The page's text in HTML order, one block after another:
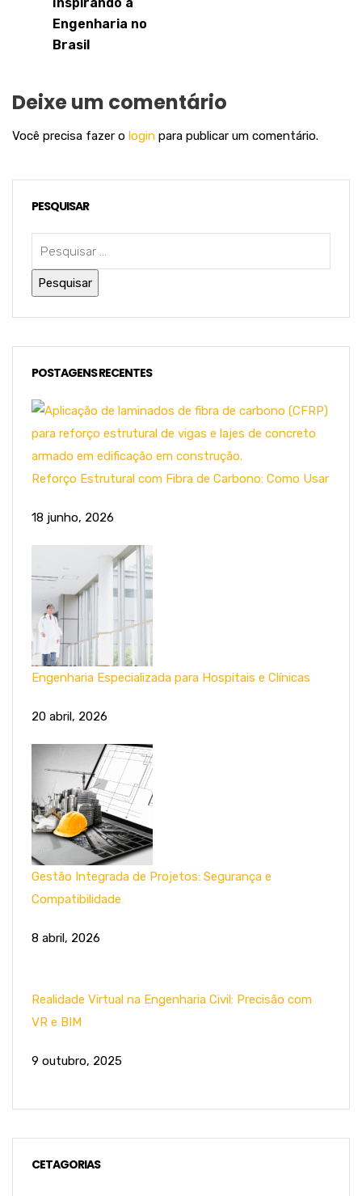
Engenharia no
Brasil
Deixe um comentário
Você precisa fazer o login para publicar um comentário.
PESQUISAR
POSTAGENS RECENTES
Reforço Estrutural com Fibra de Carbono: Como Usar
18 junho, 2026
Engenharia Especializada para Hospitais e Clínicas
20 abril, 2026
Gestão Integrada de Projetos: Segurança e
Compatibilidade
8 abril, 2026
Realidade Virtual na Engenharia Civil: Precisão com
VR e BIM
9 outubro, 2025
CETAGORIAS